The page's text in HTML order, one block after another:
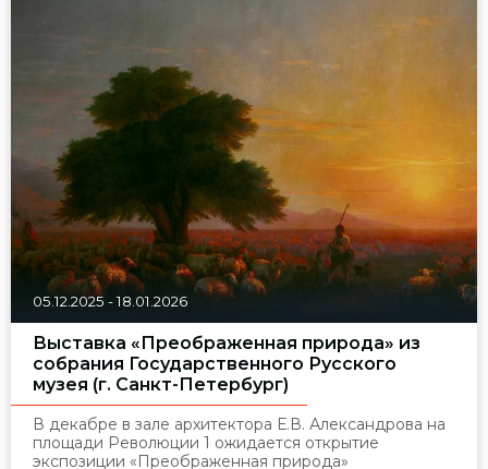
05.12.2025 -18.01.2026
Выставка «Преображенная природа» из
собрания Государственного Русского
музея (г. Санкт-Петербург)
В декабре в зале архитектора Е.В. Александрова на
площади Революции 1 ожидается открытие
экспозиции «Преображенная природа»